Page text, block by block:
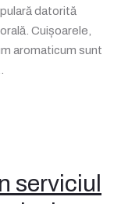
datorită
Cuișoarele,
aromaticum sunt
serviciul